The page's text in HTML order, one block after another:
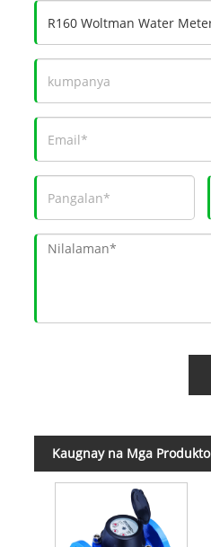
Kaugnay na Mga Produkto